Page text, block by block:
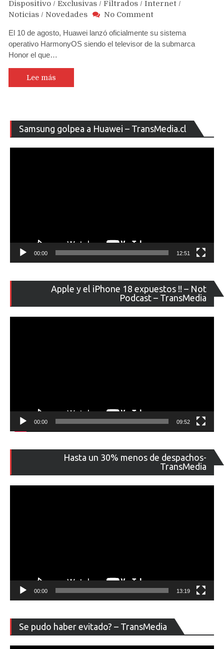
Dispositivo / Exclusivas / Filtrados / Internet /
Noticias / Novedades No Commenton
chino
de
de
Huawei
en
El 10 de agosto, Huawei lanzó oficialmente su sistema
operativo HarmonyOS siendo el televisor de la submarca
Honor el que…
Lee más
Samsung golpea a Huawei – TransMedia.cl
de
00:00 12:51
Apple y el iPhone 18 expuestos !! – Not
Podcast – TransMedia
de
00:00 09:52
Hasta un 30% menos de despachos-
TransMedia
de
00:00 13:19
Se pudo haber evitado? – TransMedia
de